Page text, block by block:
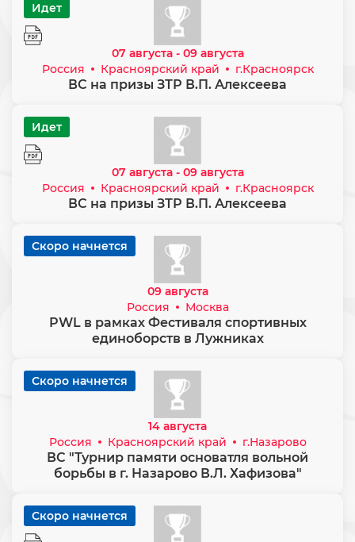
07 августа - 09 августа
Идет
Россия Красноярский край г.Красноярск
ВС на призы ЗТР В.П. Алексеева
07 августа - 09 августа
Идет
Россия Красноярский край г.Красноярск
ВС на призы ЗТР В.П. Алексеева
09 августа
Скоро начнется
Россия Москва
PWL в рамках Фестиваля спортивных
единоборств в Лужниках
14 августа
Скоро начнется
Россия Красноярский край г.Назарово
ВС "Турнир памяти основатля вольной
борьбы в г. Назарово В.Л. Хафизова"
Скоро начнется